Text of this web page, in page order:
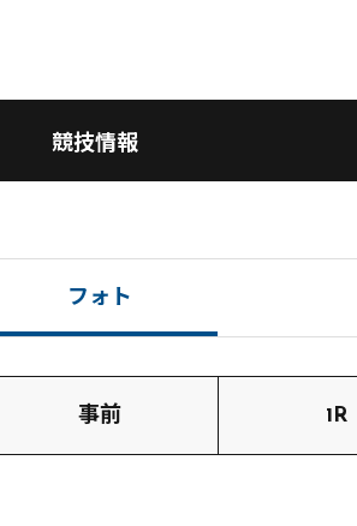
競技情報
フォト
事前 1R